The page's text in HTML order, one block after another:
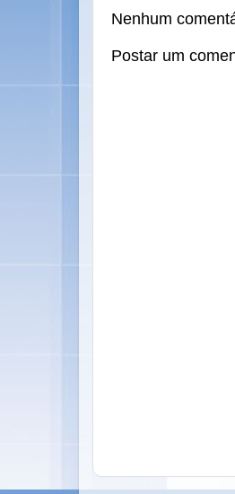
Nenhum
Postar um